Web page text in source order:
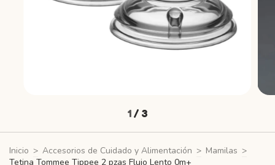
1 / 3
Inicio > Accesorios de Cuidado y Alimentación > Mamilas >
Tetina Tommee Tippee 2 pzas Flujo Lento 0m+